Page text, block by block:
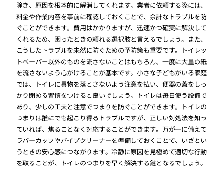
除き、原因を根本的に解消してくれます。業者に依頼する際には、
料金や作業内容を事前に確認しておくことで、余計なトラブルを防
ぐことができます。費用はかかりますが、迅速かつ確実に解決して
くれるため、困ったときの頼れる選択肢と言えるでしょう。また、
こうしたトラブルを未然に防ぐための予防策も重要です。トイレッ
トペーパー以外のものを流さないことはもちろん、一度に大量の紙
を流さないよう心がけることが基本です。小さな子どもがいる家庭
では、トイレに異物を落とさないよう注意を払い、便器の蓋をしっ
かり閉める習慣をつけると良いでしょう。トイレは毎日使う設備で
あり、少しの工夫と注意でつまりを防ぐことができます。トイレの
つまりは誰にでも起こり得るトラブルですが、正しい対処法を知っ
ていれば、焦ることなく対応することができます。万が一に備えて
ラバーカップやパイプクリーナーを準備しておくことで、いざとい
うときの安心感につながります。冷静に原因を見極めて適切な行動
を取ることが、トイレのつまりを早く解決する鍵となるでしょう。